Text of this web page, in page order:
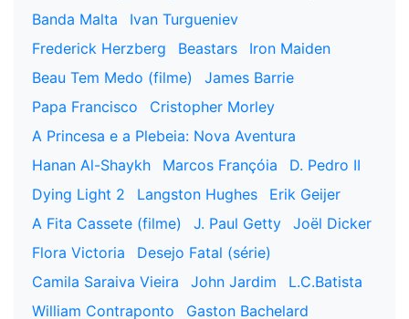
Banda Malta
Ivan Turgueniev
Frederick Herzberg
Beastars
Iron Maiden
Beau Tem Medo (filme)
James Barrie
Papa Francisco
Cristopher Morley
A Princesa e a Plebeia: Nova Aventura
Hanan Al-Shaykh
Marcos Françóia
D. Pedro II
Dying Light 2
Langston Hughes
Erik Geijer
A Fita Cassete (filme)
J. Paul Getty
Joël Dicker
Flora Victoria
Desejo Fatal (série)
Camila Saraiva Vieira
John Jardim
L.C.Batista
William Contraponto
Gaston Bachelard